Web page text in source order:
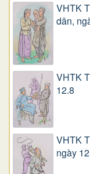
VHTK
dân,
VHTK
12.8
VHTK
ngày